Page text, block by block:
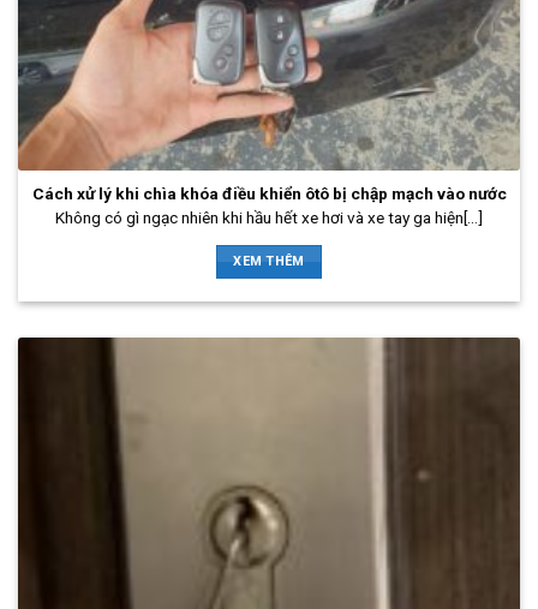
Cách xử lý khi chìa khóa điều khiển ôtô bị chập mạch vào nước
Không có gì ngạc nhiên khi hầu hết xe hơi và xe tay ga hiện[...]
XEM THÊM